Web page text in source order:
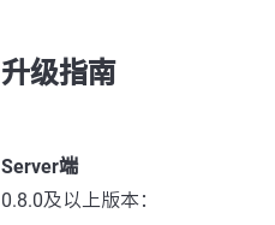
升级指南
Server端
0.8.0及以上版本：